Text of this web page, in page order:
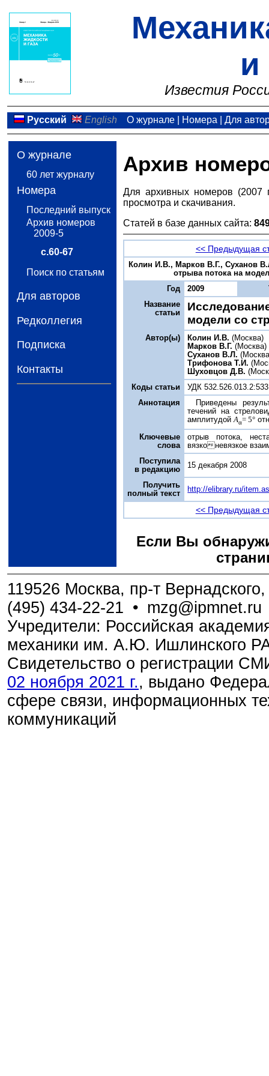
и
Известия
Русский English О журнале| Номера Для
О журнале
60 лет журналу
Номера
Последний выпуск
Архив номеров
2009-5
с.60-67
Поиск по статьям
Для авторов
Редколлегия
Подписка
Контакты
Архив
Для архивных номеров (2007
просмотра и скачивания.
Статей в базе данных сайта:
<< Предыдущая
Колин И.В., Марков В.Г., Суханов
отрыва потока на
Год
2009
Название
статьи
модели со
Автор(ы) Колин И.В. (Москва)
Марков В.Г. (Москва)
Суханов В.Л.
Трифонова Т.И.
Шуховцов Д.В.
Коды статьи
УДК
Аннотация
Приведены
течений на
амплитудойAα= 5°
Ключевые
слова
отрыв потока,
вязконевязкое
Поступила
в редакцию
15 декабря 2008
Получить
полный текст
http://elibrary.ru/
<< Предыдущая
Если Вы
119526 Москва, пр-т
(495) 434-22-21 • mzg@ipmnet.ru
Учредители: Российская
механики им. А.Ю. Ишлинского
Свидетельство о регистрации
02 ноября 2021 г., выдано
сфере связи, информационных
коммуникаций